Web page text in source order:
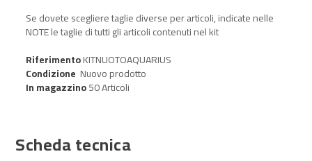
Se dovete scegliere taglie diverse per articoli, indicate nelle
NOTE le taglie di tutti gli articoli contenuti nel kit
RiferimentoKITNUOTOAQUARIUS
Condizione Nuovo prodotto
In magazzino50 Articoli
Scheda tecnica